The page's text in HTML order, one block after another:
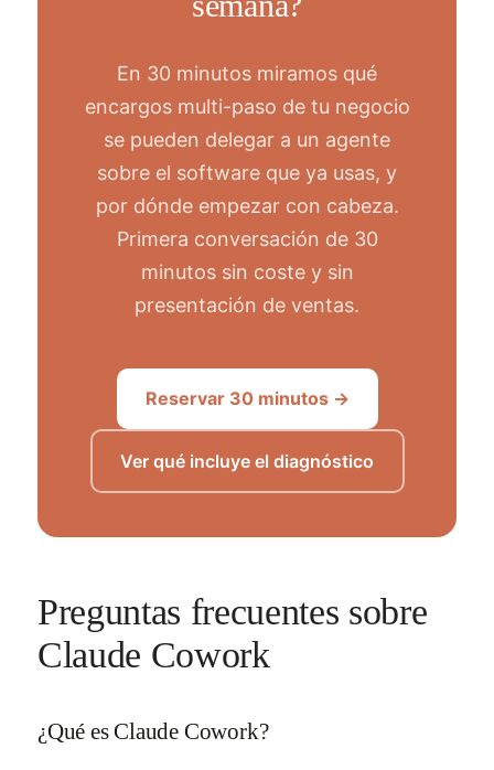
En 30 minutos miramos qué
encargos multi-paso de tu negocio
se pueden delegar a un agente
sobre el software que ya usas, y
por dónde empezar con cabeza.
Primera conversación de 30
minutos sin coste y sin
presentación de ventas.
Reservar 30 minutos →
Ver qué incluye el diagnóstico
Preguntas frecuentes sobre
Claude Cowork
¿Qué es Claude Cowork?